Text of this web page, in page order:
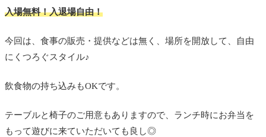
入場無料！入退場自由！
今回は、食事の販売・提供などは無く、 場所を開放して、自由
にくつろぐスタイル♪
飲食物の持ち込みもOKです。
テーブルと椅子のご用意もありますので、ランチ時にお弁当を
もって遊びに来ていただいても良し◎